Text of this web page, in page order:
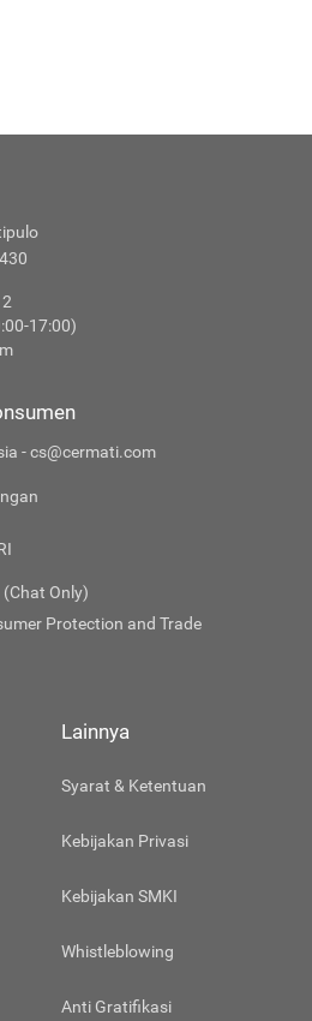
17:00)
- cs@cermati.com
Only)
Protection and Trade
Lainnya
Syarat & Ketentuan
Kebijakan Privasi
Kebijakan SMKI
Whistleblowing
Anti Gratifikasi